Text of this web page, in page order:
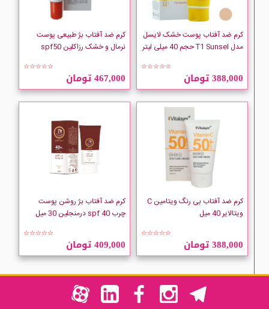
کرم ضد آفتاب پوست خشک لایسل
مدل T1 Sunsel حجم 40 میلی لیتر
☆☆☆☆☆
388,000 تومان
کرم ضد آفتاب بژ طبیعی پوست
نرمال و خشک رزاکلین spf50
☆☆☆☆☆
467,000 تومان
کرم ضد آفتاب بی رنگ ویتامین C
ویتالایر 40 میل
☆☆☆☆☆
388,000 تومان
کرم ضد آفتاب بژ روشن پوست
چرب spf 40 درمنجلین 30 میل
☆☆☆☆☆
409,000 تومان